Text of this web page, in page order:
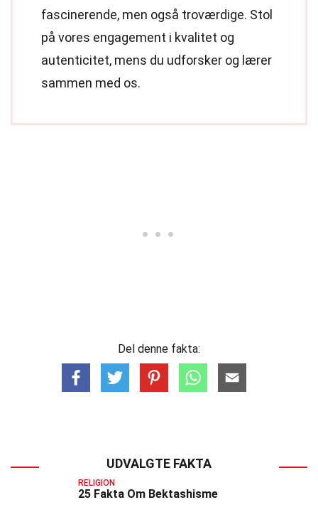
fascinerende, men også troværdige. Stol
på vores engagement i kvalitet og
autenticitet, mens du udforsker og lærer
sammen med os.
Del denne fakta:
UDVALGTE FAKTA
RELIGION
25 Fakta Om Bektashisme